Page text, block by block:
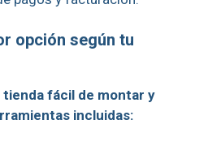
opción según tu
tienda fácil de montar y
incluidas: